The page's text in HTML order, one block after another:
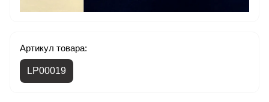
Артикул товара:
LP00019